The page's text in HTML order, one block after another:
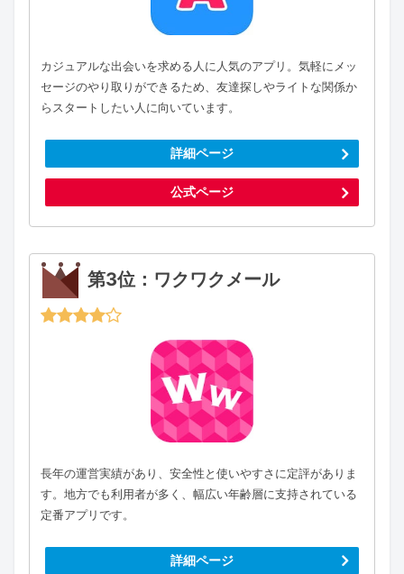
カジュアルな出会いを求める人に人気のアプリ。気軽にメッ
セージのやり取りができるため、友達探しやライトな関係か
らスタートしたい人に向いています。
詳細ページ
公式ページ
第3位：ワクワクメール
長年の運営実績があり、安全性と使いやすさに定評がありま
す。地方でも利用者が多く、幅広い年齢層に支持されている
定番アプリです。
詳細ページ